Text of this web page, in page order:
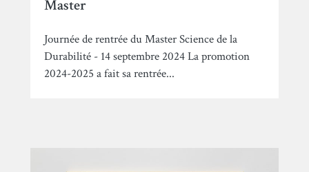
Master
Journée de rentrée du Master Science de la
Durabilité - 14 septembre 2024 La promotion
2024-2025 a fait sa rentrée...